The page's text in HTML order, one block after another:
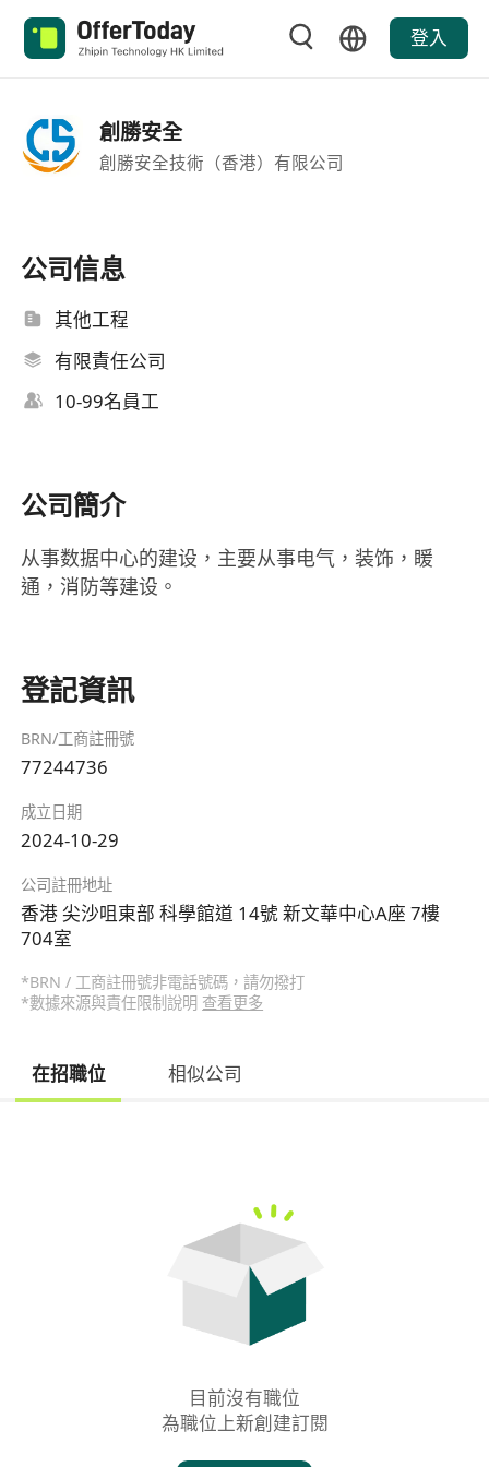
登入
創勝安全
創勝安全技術（香港）有限公司
公司信息
其他工程
有限責任公司
10-99名員工
公司簡介
从事数据中心的建设，主要从事电气，装饰，䁔
通，消防等建设。
登記資訊
BRN/工商註冊號
77244736
成立日期
2024-10-29
公司註冊地址
香港 尖沙咀東部 科學館道 14號 新文華中心A座 7樓
704室
*BRN / 工商註冊號非電話號碼，請勿撥打
*數據來源與責任限制說明 查看更多
在招職位 相似公司
目前沒有職位
為職位上新創建訂閱